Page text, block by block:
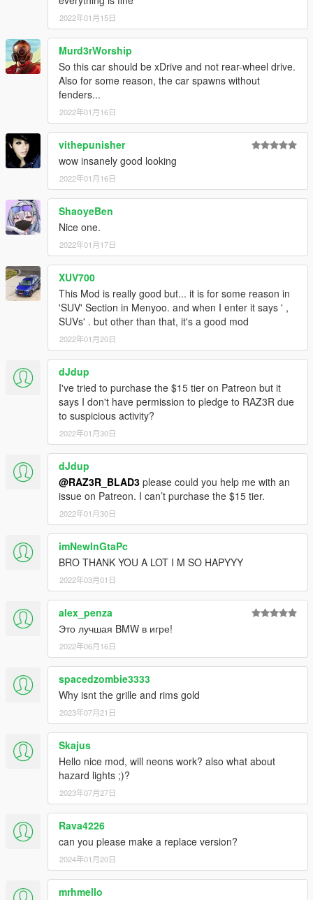
2022年01月15日
Murd3rWorship
So this car should be xDrive and not rear-wheel drive.
Also for some reason, the car spawns without
fenders...
2022年01月16日
vithepunisher
wow insanely good looking
2022年01月16日
ShaoyeBen
Nice one.
2022年01月17日
XUV700
This Mod is really good but... it is for some reason in
'SUV' Section in Menyoo. and when I enter it says ' ,
SUVs' . but other than that, it's a good mod
2022年01月20日
dJdup
I've tried to purchase the $15 tier on Patreon but it
says I don't have permission to pledge to RAZ3R due
to suspicious activity?
2022年01月30日
dJdup
@RAZ3R_BLAD3 please could you help me with an
issue on Patreon. I can’t purchase the $15 tier.
2022年01月30日
imNewInGtaPc
BRO THANK YOU A LOT I M SO HAPYYY
2022年03月01日
alex_penza
Это лучшая BMW в игре!
2022年06月16日
spacedzombie3333
Why isnt the grille and rims gold
2023年07月21日
Skajus
Hello nice mod, will neons work? also what about
hazard lights ;)?
2023年07月27日
Rava4226
can you please make a replace version?
2024年01月20日
mrhmello